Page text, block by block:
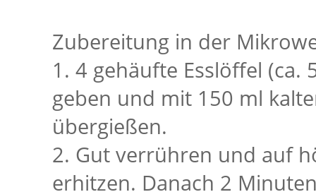
Zubereitung in der
1. 4 gehäufte Esslöffel (ca.
geben und mit 150 ml
übergießen.
2. Gut verrühren und auf
erhitzen. Danach 2